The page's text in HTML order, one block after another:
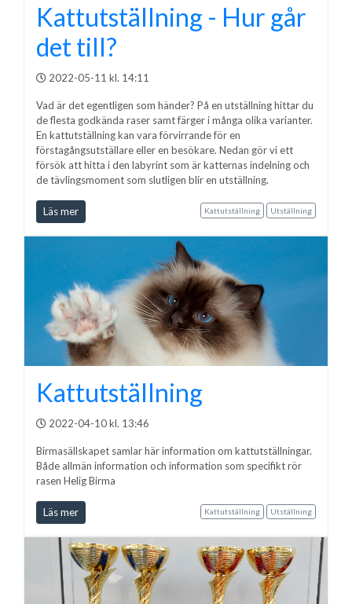
Kattutställning - Hur går
det till?
2022-05-11 kl. 14:11
Vad är det egentligen som händer? På en utställning hittar du
de flesta godkända raser samt färger i många olika varianter.
En kattutställning kan vara förvirrande för en
förstagångsutställare eller en besökare. Nedan gör vi ett
försök att hitta i den labyrint som är katternas indelning och
de tävlingsmoment som slutligen blir en utställning.
Läs mer Kattutställning Utställning
Kattutställning
2022-04-10 kl. 13:46
Birmasällskapet samlar här information om kattutställningar.
Både allmän information och information som specifikt rör
rasen Helig Birma
Läs mer Kattutställning Utställning